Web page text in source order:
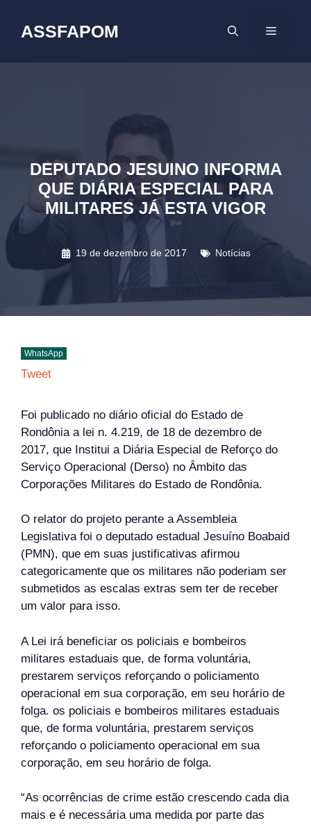
conteúdo
ASSFAPOM MENU
DEPUTADO JESUINO INFORMA
QUE DIÁRIA ESPECIAL PARA
MILITARES JÁ ESTA VIGOR
19 de dezembro de 2017 Notícias
WhatsApp
Tweet
Foi publicado no diário oficial do Estado de
Rondônia a lei n. 4.219, de 18 de dezembro de
2017, que Institui a Diária Especial de Reforço do
Serviço Operacional (Derso) no Âmbito das
Corporações Militares do Estado de Rondônia.
O relator do projeto perante a Assembleia
Legislativa foi o deputado estadual Jesuíno Boabaid
(PMN), que em suas justificativas afirmou
categoricamente que os militares não poderiam ser
submetidos as escalas extras sem ter de receber
um valor para isso.
A Lei irá beneficiar os policiais e bombeiros
militares estaduais que, de forma voluntária,
prestarem serviços reforçando o policiamento
operacional em sua corporação, em seu horário de
folga. os policiais e bombeiros militares estaduais
que, de forma voluntária, prestarem serviços
reforçando o policiamento operacional em sua
corporação, em seu horário de folga.
“As ocorrências de crime estão crescendo cada dia
mais e é necessária uma medida por parte das